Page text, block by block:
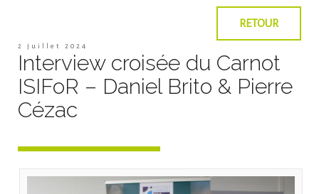
RETOUR
2 juillet 2024
Interview croisée du Carnot
ISIFoR – Daniel Brito & Pierre
Cézac